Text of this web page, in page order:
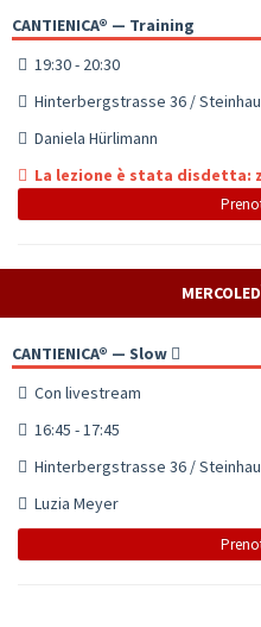
CANTIENICA® — Training
19:30 - 20:30
Hinterbergstrasse 36 /
Daniela Hürlimann
La lezione è stata disdetta:
CANTIENICA® — Slow
Con livestream
16:45 - 17:45
Hinterbergstrasse 36 /
Luzia Meyer